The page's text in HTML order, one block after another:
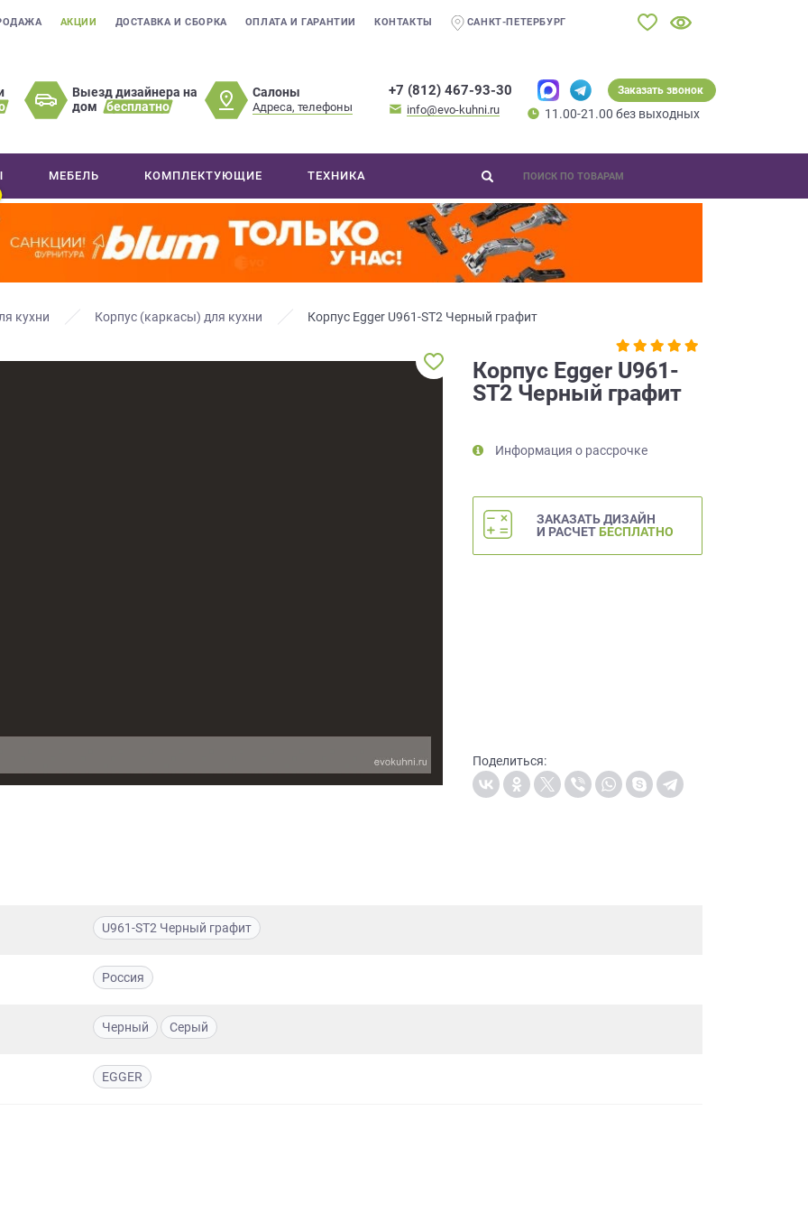
АКЦИИ ДОСТАВКА И СБОРКА ОПЛАТА И ГАРАНТИИ КОНТАКТЫ САНКТ-ПЕТЕРБУРГ
Выезд дизайнера на
дом
бесплатно
Салоны
Адреса, телефоны
+7 (812) 467-93-30
info@evo-kuhni.ru
Заказать звонок
11.00-21.00 без выходных
МЕБЕЛЬ КОМПЛЕКТУЮЩИЕ ТЕХНИКА
кухни Корпус (каркасы) для кухни Корпус Egger U961-ST2 Черный графит
Корпус Egger U961-
ST2 Черный графит
Информация о рассрочке
ЗАКАЗАТЬ ДИЗАЙН
И РАСЧЕТ БЕСПЛАТНО
Поделиться:
U961-ST2 Черный графит
Россия
Черный Серый
EGGER